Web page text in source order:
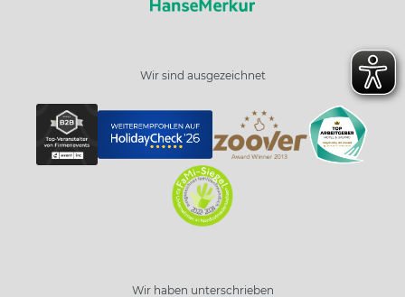
Wir sind ausgezeichnet
Wir haben unterschrieben